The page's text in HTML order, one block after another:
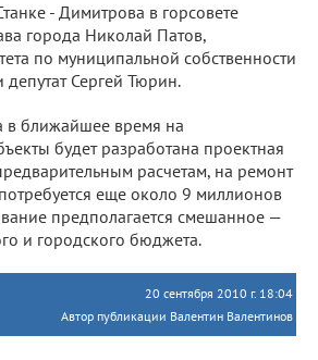
- Димитрова в горсовете
города Николай Патов,
по муниципальной собственности
Сергей Тюрин.
в ближайшее время на
будет разработана проектная
расчетам, на ремонт
еще около 9 миллионов
предполагается смешанное —
и городского бюджета.
20 сентября 2010 г. 18:04
Автор публикации Валентин Валентинов